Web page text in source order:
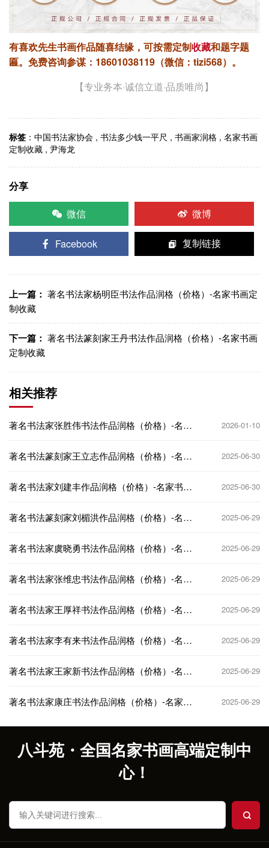
有喜欢先生书画作品随喜结缘，可按需定制收藏和题字题
匾。 免费咨询参谋：18601038119（微信：tizi568）。
【专业务本·诚信立道·品质唯尚】
标签 ： 中国书法家协会 , 书法多少钱一平尺 , 书画家润格 , 名家书画
定制收藏 , 尹海龙
分享
微信
微博
Facebook 复制链接
上一篇： 著名书法家杨明臣书法作品润格（价格）-名家书画定
制收藏
下一篇： 著名书法篆刻家王丹书法作品润格（价格）-名家书画
定制收藏
相关推荐
著名书法家张胜伟书法作品润格（价格）-名家
2026-01-10
著名书法篆刻家王立志作品润格（价格）-名家
2025-06-30
著名书法家刘建丰‌作品润格（价格）-名家书画
2025-06-30
著名书法篆刻家刘楣洪作品润格（价格）-名家
2025-06-29
著名书法家虞晓勇书法作品润格（价格）-名家
2025-06-29
著名书法家张维忠书法作品润格（价格）-名家
2025-06-29
著名书法家王厚祥书法作品润格（价格）-名家
2025-06-29
著名书法家李有来书法作品润格（价格）-名家
2025-06-29
著名书法家王家新书法作品润格（价格）-名家
2025-06-29
著名书法家康庄书法作品润格（价格）-名家书
2025-06-29
八斗苑・全国名家书画高端定制中
心！